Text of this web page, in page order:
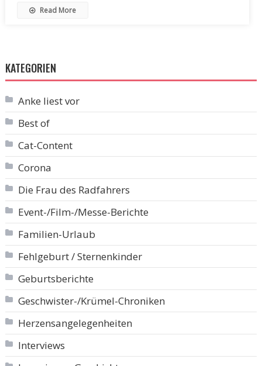
Read More
KATEGORIEN
Anke liest vor
Best of
Cat-Content
Corona
Die Frau des Radfahrers
Event-/Film-/Messe-Berichte
Familien-Urlaub
Fehlgeburt / Sternenkinder
Geburtsberichte
Geschwister-/Krümel-Chroniken
Herzensangelegenheiten
Interviews